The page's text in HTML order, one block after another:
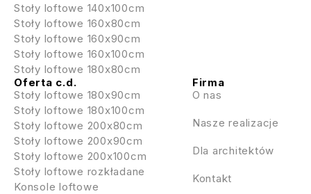
Firma
O nas
Nasze realizacje
Dla architektów
Kontakt
Stoły loftowe 140x100cm
Stoły loftowe 160x80cm
Stoły loftowe 160x90cm
Stoły loftowe 160x100cm
Stoły loftowe 180x80cm
Oferta c.d.
Stoły loftowe 180x90cm
Stoły loftowe 180x100cm
Stoły loftowe 200x80cm
Stoły loftowe 200x90cm
Stoły loftowe 200x100cm
Stoły loftowe rozkładane
Konsole loftowe